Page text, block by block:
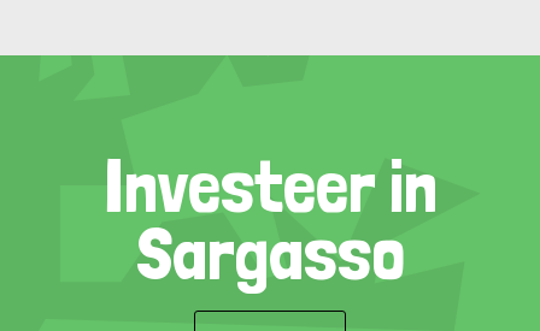
Investeer in
Sargasso